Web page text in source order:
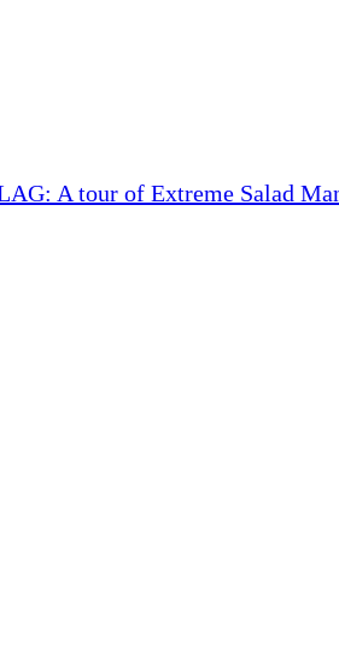
A tour of Extreme Salad